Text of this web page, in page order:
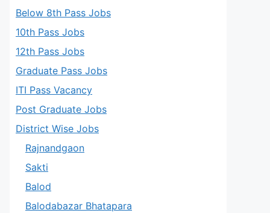
Below 8th Pass Jobs
10th Pass Jobs
12th Pass Jobs
Graduate Pass Jobs
ITI Pass Vacancy
Post Graduate Jobs
District Wise Jobs
Rajnandgaon
Sakti
Balod
Balodabazar Bhatapara